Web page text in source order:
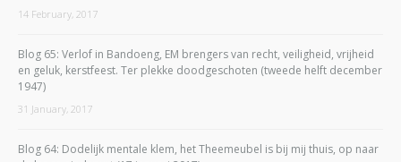
14 February, 2017
Blog 65: Verlof in Bandoeng, EM brengers van recht, veiligheid, vrijheid
en geluk, kerstfeest. Ter plekke doodgeschoten (tweede helft december
1947)
31 January, 2017
Blog 64: Dodelijk mentale klem, het Theemeubel is bij mij thuis, op naar